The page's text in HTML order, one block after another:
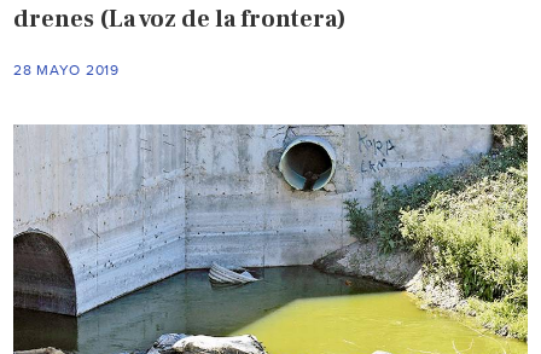
drenes (La voz de la frontera)
28 MAYO 2019